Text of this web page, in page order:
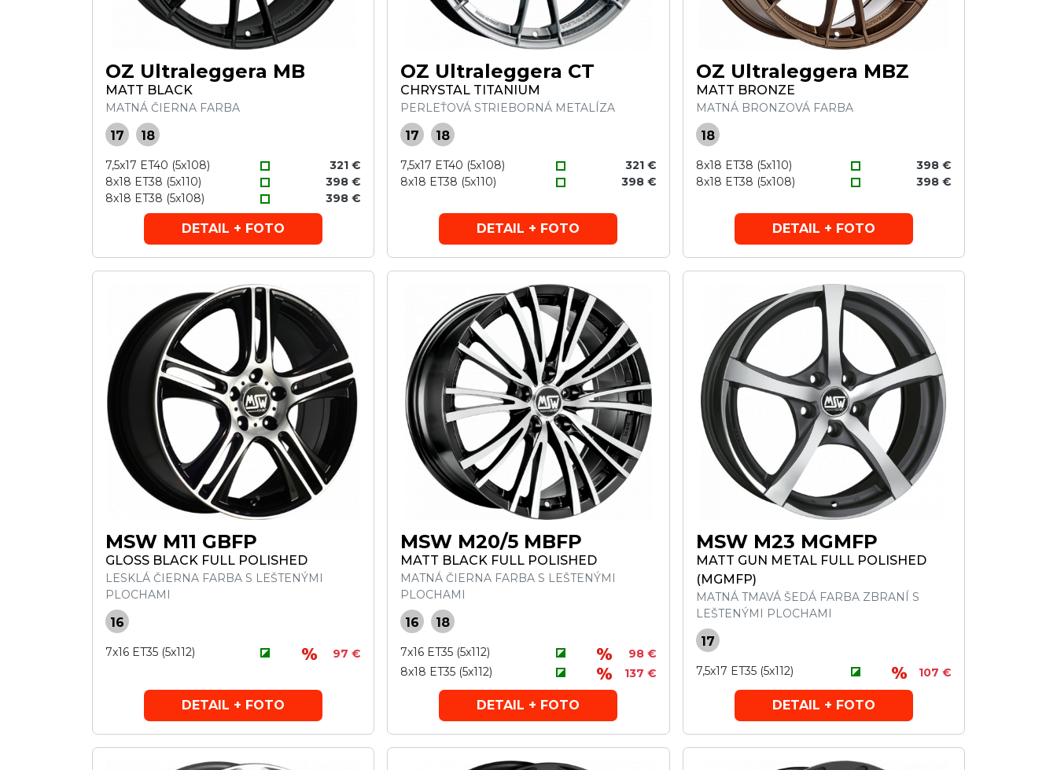
OZ Ultraleggera MB
MATT BLACK
MATNÁ ČIERNA FARBA
17 18
7,5x17 ET40 (5x108)
321 €
8x18 ET38 (5x110)
398 €
8x18 ET38 (5x108)
398 €
DETAIL + FOTO
OZ Ultraleggera CT
CHRYSTAL TITANIUM
PERLEŤOVÁ STRIEBORNÁ METALÍZA
17 18
7,5x17 ET40 (5x108)
321 €
8x18 ET38 (5x110)
398 €
DETAIL + FOTO
OZ Ultraleggera MBZ
MATT BRONZE
MATNÁ BRONZOVÁ FARBA
18
8x18 ET38 (5x110)
398 €
8x18 ET38 (5x108)
398 €
DETAIL + FOTO
MSW M11 GBFP
GLOSS BLACK FULL POLISHED
LESKLÁ ČIERNA FARBA S LEŠTENÝMI
PLOCHAMI
16
7x16 ET35 (5x112) 97 €
DETAIL + FOTO
MSW M20/5 MBFP
MATT BLACK FULL POLISHED
MATNÁ ČIERNA FARBA S LEŠTENÝMI
PLOCHAMI
16 18
7x16 ET35 (5x112)
98 €
8x18 ET35 (5x112)
137 €
DETAIL + FOTO
MSW M23 MGMFP
MATT GUN METAL FULL POLISHED
(MGMFP)
MATNÁ TMAVÁ ŠEDÁ FARBA ZBRANÍ S
LEŠTENÝMI PLOCHAMI
17
7,5x17 ET35 (5x112) 107 €
DETAIL + FOTO